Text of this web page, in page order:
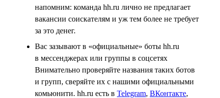
напомним: команда hh.ru лично не предлагает
вакансии соискателям и уж тем более не требует
за это денег.
Вас зазывают в «официальные» боты hh.ru
в мессенджерах или группы в соцсетях
Внимательно проверяйте названия таких ботов
и групп, сверяйте их с нашими официальными
комьюнити. hh.ru есть в Telegram, ВКонтакте,